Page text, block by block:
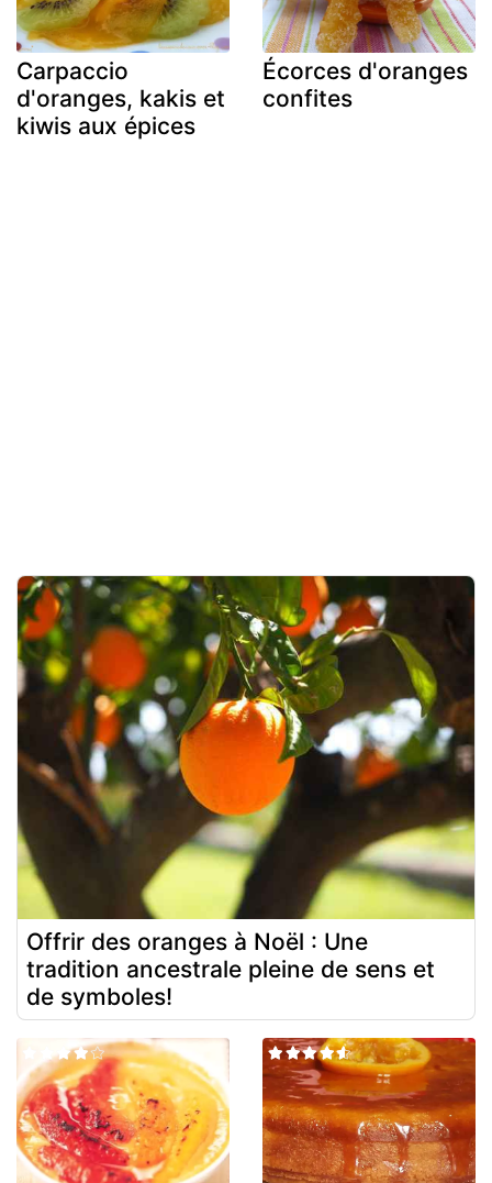
Carpaccio
d'oranges, kakis et
kiwis aux épices
Écorces d'oranges
confites
Offrir des oranges à Noël : Une
tradition ancestrale pleine de sens et
de symboles!